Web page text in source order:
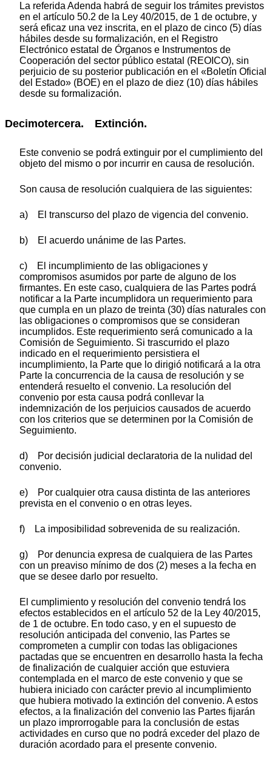
La referida Adenda habrá de seguir los trámites previstos
en el artículo 50.2 de la Ley 40/2015, de 1 de octubre, y
será eficaz una vez inscrita, en el plazo de cinco (5) días
hábiles desde su formalización, en el Registro
Electrónico estatal de Órganos e Instrumentos de
Cooperación del sector público estatal (REOICO), sin
perjuicio de su posterior publicación en el «Boletín Oficial
del Estado» (BOE) en el plazo de diez (10) días hábiles
desde su formalización.
Decimotercera. Extinción.
Este convenio se podrá extinguir por el cumplimiento del
objeto del mismo o por incurrir en causa de resolución.
Son causa de resolución cualquiera de las siguientes:
a) El transcurso del plazo de vigencia del convenio.
b) El acuerdo unánime de las Partes.
c) El incumplimiento de las obligaciones y
compromisos asumidos por parte de alguno de los
firmantes. En este caso, cualquiera de las Partes podrá
notificar a la Parte incumplidora un requerimiento para
que cumpla en un plazo de treinta (30) días naturales con
las obligaciones o compromisos que se consideran
incumplidos. Este requerimiento será comunicado a la
Comisión de Seguimiento. Si trascurrido el plazo
indicado en el requerimiento persistiera el
incumplimiento, la Parte que lo dirigió notificará a la otra
Parte la concurrencia de la causa de resolución y se
entenderá resuelto el convenio. La resolución del
convenio por esta causa podrá conllevar la
indemnización de los perjuicios causados de acuerdo
con los criterios que se determinen por la Comisión de
Seguimiento.
d) Por decisión judicial declaratoria de la nulidad del
convenio.
e) Por cualquier otra causa distinta de las anteriores
prevista en el convenio o en otras leyes.
f) La imposibilidad sobrevenida de su realización.
g) Por denuncia expresa de cualquiera de las Partes
con un preaviso mínimo de dos (2) meses a la fecha en
que se desee darlo por resuelto.
El cumplimiento y resolución del convenio tendrá los
efectos establecidos en el artículo 52 de la Ley 40/2015,
de 1 de octubre. En todo caso, y en el supuesto de
resolución anticipada del convenio, las Partes se
comprometen a cumplir con todas las obligaciones
pactadas que se encuentren en desarrollo hasta la fecha
de finalización de cualquier acción que estuviera
contemplada en el marco de este convenio y que se
hubiera iniciado con carácter previo al incumplimiento
que hubiera motivado la extinción del convenio. A estos
efectos, a la finalización del convenio las Partes fijarán
un plazo improrrogable para la conclusión de estas
actividades en curso que no podrá exceder del plazo de
duración acordado para el presente convenio.